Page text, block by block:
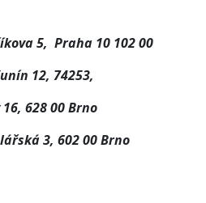
5, Praha 10 102 00
12, 74253,
628 00 Brno
3, 602 00 Brno